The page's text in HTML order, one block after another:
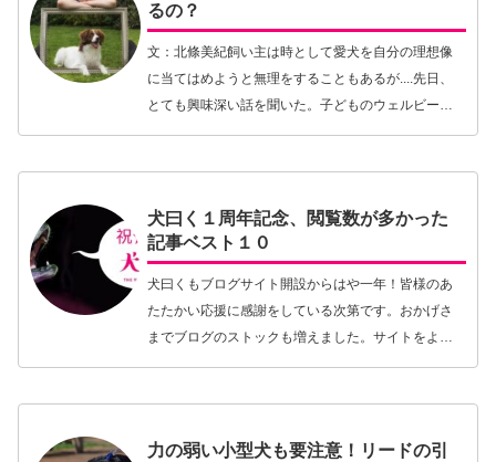
るの？
文：北條美紀飼い主は時として愛犬を自分の理想像
に当てはめようと無理をすることもあるが....先日、
とても興味深い話を聞いた。子どものウェルビーイ
ングを高めるための教育に関する研修会に参加した
犬曰く１周年記念、閲覧数が多かった
記事ベスト１０
犬曰くもブログサイト開設からはや一年！皆様のあ
たたかい応援に感謝をしている次第です。おかげさ
までブログのストックも増えました。サイトをより
有効利用してもらうために、より良質のブログを多
力の弱い小型犬も要注意！リードの引